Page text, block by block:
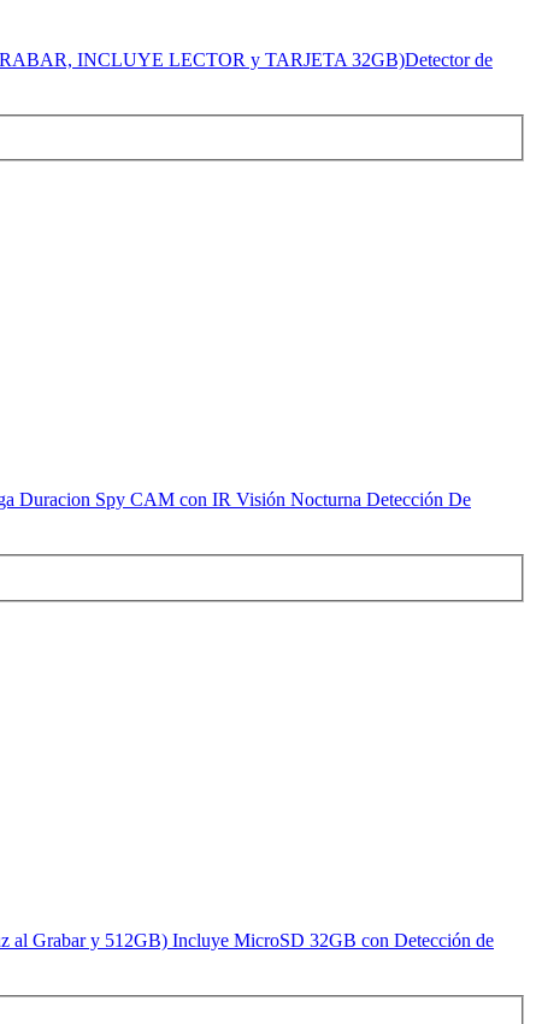
INCLUYE LECTOR y TARJETA 32GB)Detector de
Duracion Spy CAM con IR Visión Nocturna Detección De
al Grabar y 512GB) Incluye MicroSD 32GB con Detección de